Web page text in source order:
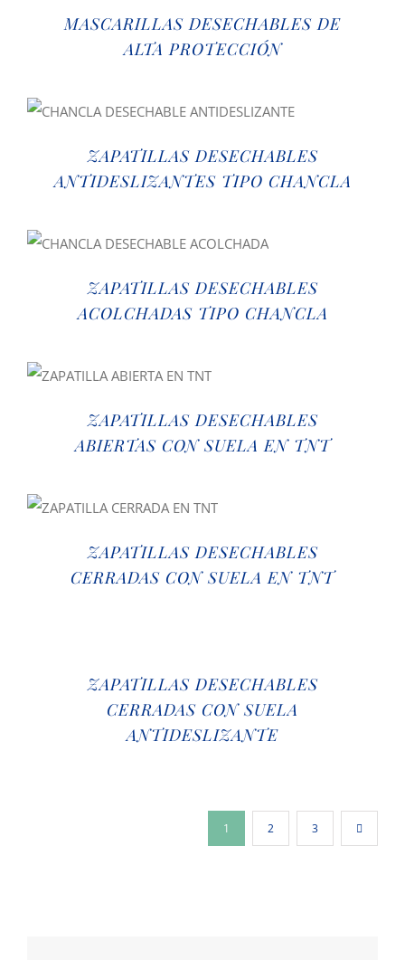
MASCARILLAS DESECHABLES DE
ALTA PROTECCIÓN
ZAPATILLAS DESECHABLES
ANTIDESLIZANTES TIPO CHANCLA
ZAPATILLAS DESECHABLES
ACOLCHADAS TIPO CHANCLA
ZAPATILLAS DESECHABLES
ABIERTAS CON SUELA EN TNT
ZAPATILLAS DESECHABLES
CERRADAS CON SUELA EN TNT
ZAPATILLAS DESECHABLES
CERRADAS CON SUELA
ANTIDESLIZANTE
1 2 3